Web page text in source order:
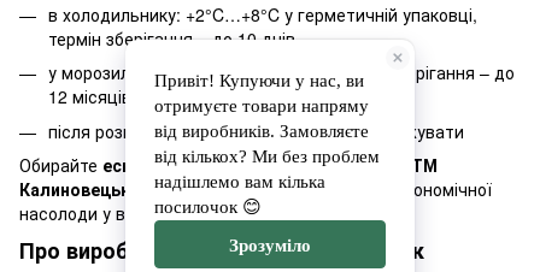
в холодильнику: +2°C…+8°C у герметичній упаковці,
термін зберігання – до 10 днів
у морозильнику: -18°C або нижче, термін зберігання – до
12 місяців
після розморожування повторно не заморожувати
Обирайте ескарго з грибним соусом вельюте ТМ
Калиновецький равлик– для справжньої гастрономічної
насолоди у вас вдома.
Про виробника Калиновецький равлик